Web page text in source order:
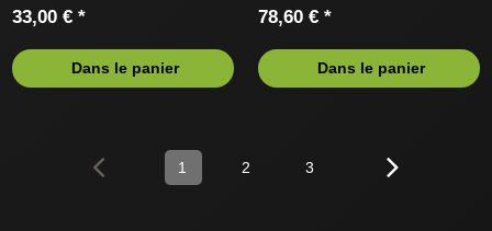
33,00 € *
Dans le panier
78,60 € *
Dans le panier
1 2 3